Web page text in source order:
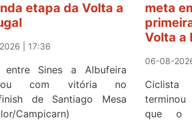
etapa da Volta a
| 17:36
entre Sines a Albufeira
com vitória no
de Santiago Mesa
Campicarn)
meta
Volta a
06-08-
que o